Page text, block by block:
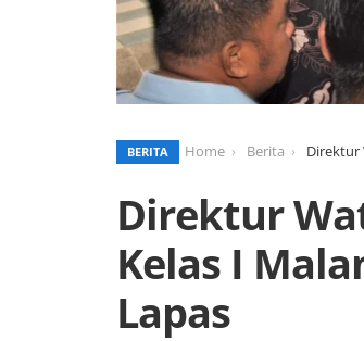
BERITA Home Berita Direktur
Direktur
Kelas I
Lapas